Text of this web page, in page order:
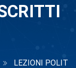
LEZIONI POLIT